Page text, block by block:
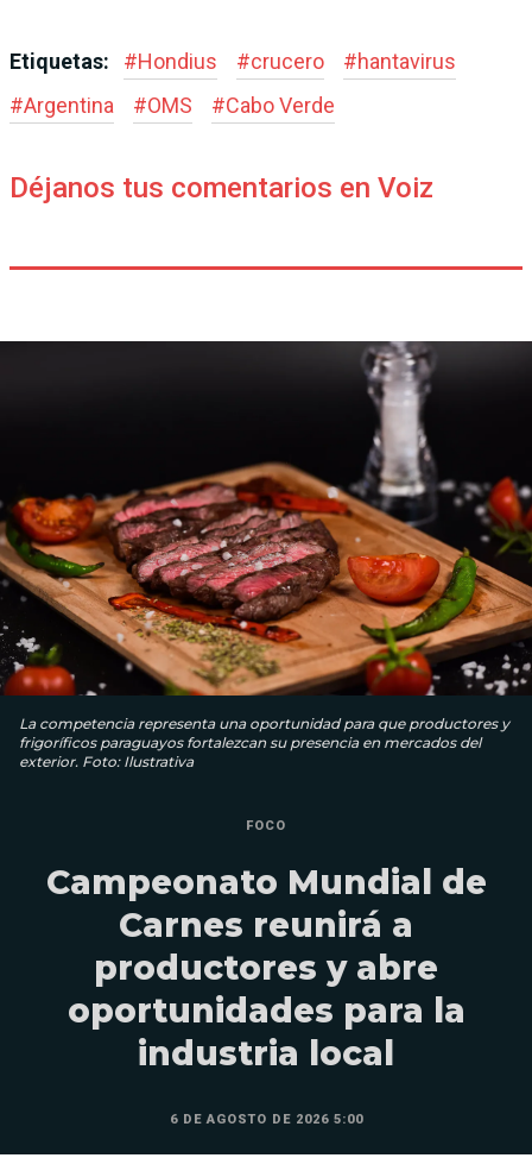
Etiquetas: #Hondius #crucero #hantavirus
#Argentina #OMS #Cabo Verde
Déjanos tus comentarios en Voiz
La competencia representa una oportunidad para que productores y
frigoríficos paraguayos fortalezcan su presencia en mercados del
exterior. Foto: Ilustrativa
FOCO
Campeonato Mundial de
Carnes reunirá a
productores y abre
oportunidades para la
industria local
6 DE AGOSTO DE 2026 5:00